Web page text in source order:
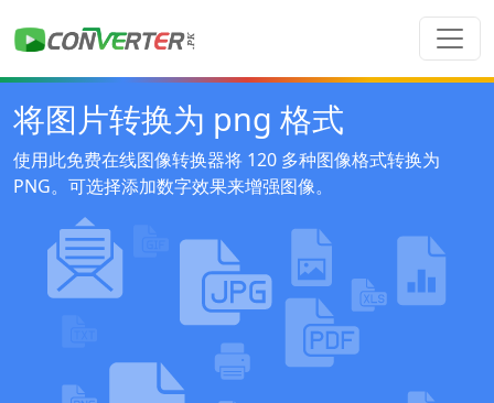
将图片转换为 png 格式
使用此免费在线图像转换器将 120 多种图像格式转换为
PNG。可选择添加数字效果来增强图像。